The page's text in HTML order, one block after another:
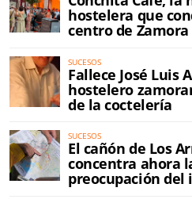
hostelera que
centro de Zamora
SUCESOS
Fallece José Luis
hostelero
de la coctelería
SUCESOS
El cañón de Los
concentra ahora
preocupación del